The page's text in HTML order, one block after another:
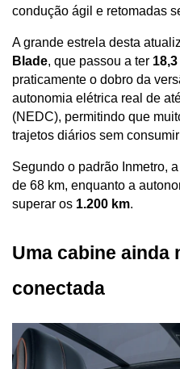
condução ágil e retomadas
A grande estrela desta
Blade, que passou a ter
praticamente o dobro da
autonomia elétrica real de
(NEDC), permitindo que
trajetos diários sem
Segundo o padrão Inmetro,
de 68 km, enquanto a
superar os 1.200 km.
Uma cabine ainda
conectada